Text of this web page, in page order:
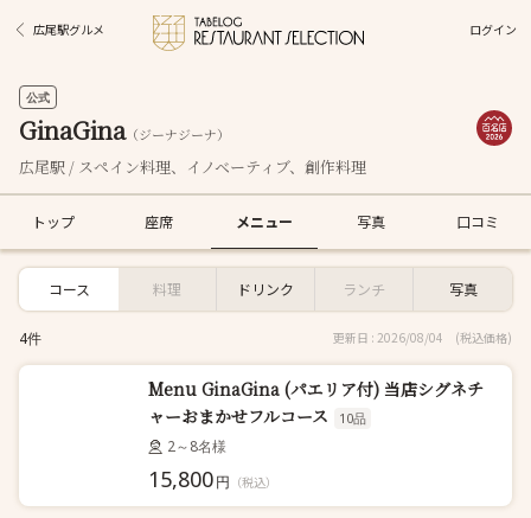
広尾駅グルメ ログイン
公式
GinaGina（ジーナジーナ）
広尾駅 / スペイン料理、イノベーティブ、創作料理
トップ 座席 メニュー 写真 口コミ
コース 料理 ドリンク ランチ 写真
4件 更新日 : 2026/08/04 (税込価格)
Menu GinaGina (パエリア付) 当店シグネチ
ャーおまかせフルコース
10品
2～8名様
15,800円 （税込）